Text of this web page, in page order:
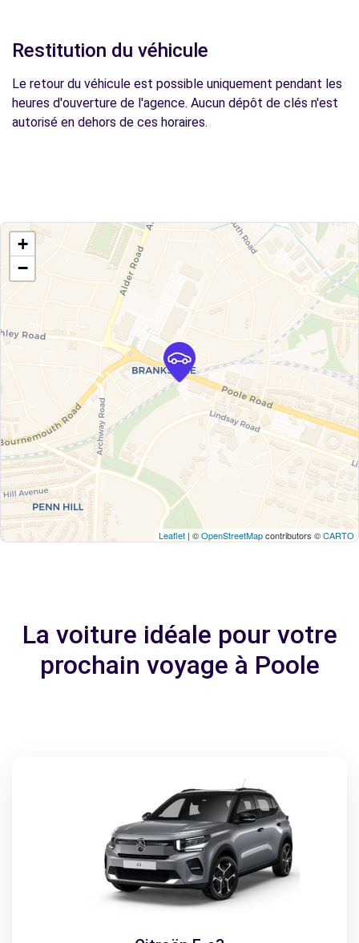
Restitution du véhicule
Le retour du véhicule est possible uniquement pendant les
heures d'ouverture de l'agence. Aucun dépôt de clés n'est
autorisé en dehors de ces horaires.
+
−
Leaflet | ©OpenStreetMapcontributors ©CARTO
La voiture idéale pour votre
prochain voyage à Poole